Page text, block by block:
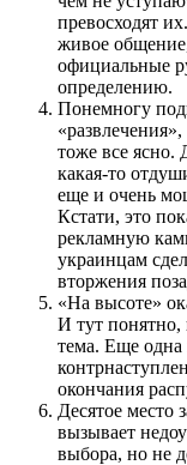
превосходят
живое
официальные
определению.
Понемногу
тоже все ясно.
какая-то
еще и очень
Кстати, это
рекламную
украинцам
вторжения
«На высоте»
И тут понятно,
тема. Еще одна
окончания
Десятое место
вызывает
выбора, но не